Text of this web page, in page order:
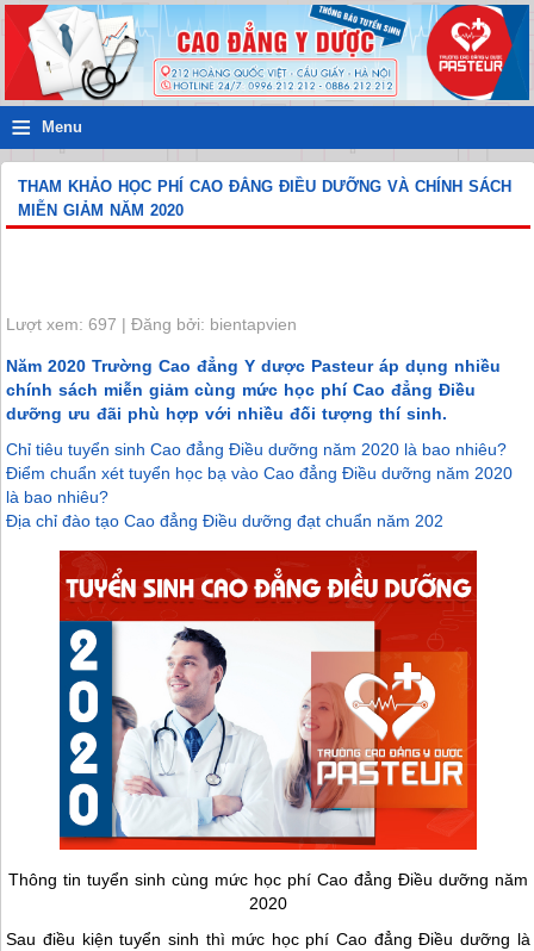
≡ Menu
THAM KHẢO HỌC PHÍ CAO ĐẲNG ĐIỀU DƯỠNG VÀ CHÍNH SÁCH
MIỄN GIẢM NĂM 2020
Lượt xem: 697 | Đăng bởi: bientapvien
Năm 2020 Trường Cao đẳng Y dược Pasteur áp dụng nhiều
chính sách miễn giảm cùng mức học phí Cao đẳng Điều
dưỡng ưu đãi phù hợp với nhiều đối tượng thí sinh.
Chỉ tiêu tuyển sinh Cao đẳng Điều dưỡng năm 2020 là bao nhiêu?
Điểm chuẩn xét tuyển học bạ vào Cao đẳng Điều dưỡng năm 2020
là bao nhiêu?
Địa chỉ đào tạo Cao đẳng Điều dưỡng đạt chuẩn năm 202
Thông tin tuyển sinh cùng mức học phí Cao đẳng Điều dưỡng năm
2020
Sau điều kiện tuyển sinh thì mức học phí Cao đẳng Điều dưỡng là